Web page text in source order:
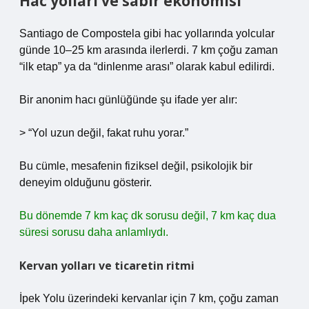
Santiago de Compostela gibi hac yollarında yolcular
günde 10–25 km arasında ilerlerdi. 7 km çoğu zaman
“ilk etap” ya da “dinlenme arası” olarak kabul edilirdi.
Bir anonim hacı günlüğünde şu ifade yer alır:
> “Yol uzun değil, fakat ruhu yorar.”
Bu cümle, mesafenin fiziksel değil, psikolojik bir
deneyim olduğunu gösterir.
Bu dönemde 7 km kaç dk sorusu değil, 7 km kaç dua
süresi sorusu daha anlamlıydı.
Kervan yolları ve ticaretin ritmi
İpek Yolu üzerindeki kervanlar için 7 km, çoğu zaman